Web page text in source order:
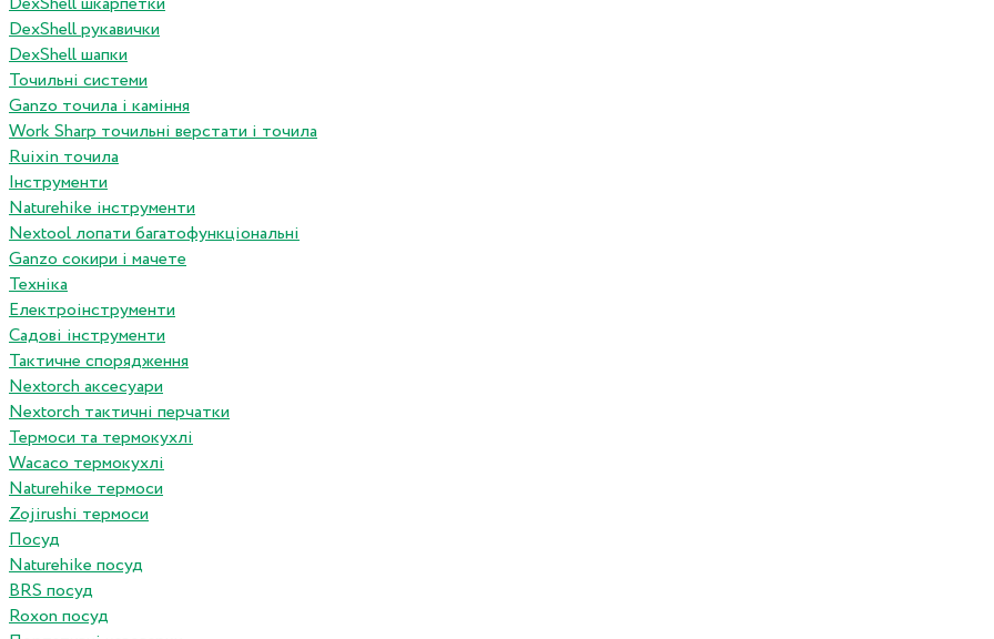
DexShell рукавички
DexShell шапки
Точильні системи
Ganzo точила і каміння
Work Sharp точильні верстати і точила
Ruixin точила
Інструменти
Naturehike інструменти
Nextool лопати багатофункціональні
Ganzo сокири і мачете
Техніка
Електроінструменти
Садові інструменти
Тактичне спорядження
Nextorch аксесуари
Nextorch тактичні перчатки
Термоси та термокухлі
Wacaco термокухлі
Naturehike термоси
Zojirushi термоси
Посуд
Naturehike посуд
BRS посуд
Roxon посуд